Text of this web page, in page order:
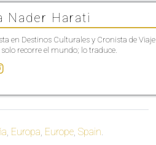
Nader Harati
en Destinos Culturales y Cronista de
recorre el mundo; lo traduce.
Europa Europe, Spain